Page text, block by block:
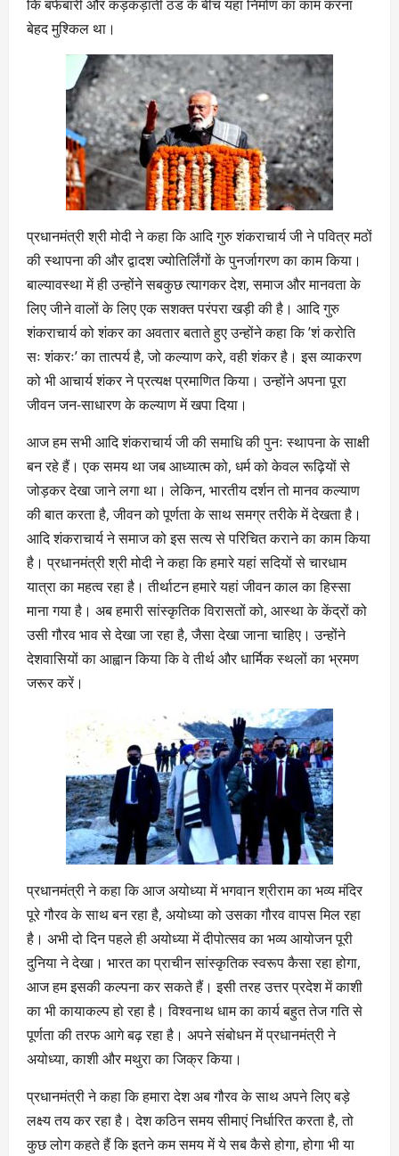
कि बर्फबारी और कड़कड़ाती ठंड के बीच यहां निर्माण का काम करना
बेहद मुश्किल था।
प्रधानमंत्री श्री मोदी ने कहा कि आदि गुरु शंकराचार्य जी ने पवित्र मठों
की स्थापना की और द्वादश ज्योतिर्लिंगों के पुनर्जागरण का काम किया।
बाल्यावस्था में ही उन्होंने सबकुछ त्यागकर देश, समाज और मानवता के
लिए जीने वालों के लिए एक सशक्त परंपरा खड़ी की है। आदि गुरु
शंकराचार्य को शंकर का अवतार बताते हुए उन्होंने कहा कि ’शं करोति
सः शंकरः’ का तात्पर्य है, जो कल्याण करे, वही शंकर है। इस व्याकरण
को भी आचार्य शंकर ने प्रत्यक्ष प्रमाणित किया। उन्होंने अपना पूरा
जीवन जन-साधारण के कल्याण में खपा दिया।
आज हम सभी आदि शंकराचार्य जी की समाधि की पुनः स्थापना के साक्षी
बन रहे हैं। एक समय था जब आध्यात्म को, धर्म को केवल रूढ़ियों से
जोड़कर देखा जाने लगा था। लेकिन, भारतीय दर्शन तो मानव कल्याण
की बात करता है, जीवन को पूर्णता के साथ समग्र तरीके में देखता है।
आदि शंकराचार्य ने समाज को इस सत्य से परिचित कराने का काम किया
है। प्रधानमंत्री श्री मोदी ने कहा कि हमारे यहां सदियों से चारधाम
यात्रा का महत्व रहा है। तीर्थाटन हमारे यहां जीवन काल का हिस्सा
माना गया है। अब हमारी सांस्कृतिक विरासतों को, आस्था के केंद्रों को
उसी गौरव भाव से देखा जा रहा है, जैसा देखा जाना चाहिए। उन्होंने
देशवासियों का आह्वान किया कि वे तीर्थ और धार्मिक स्थलों का भ्रमण
जरूर करें।
प्रधानमंत्री ने कहा कि आज अयोध्या में भगवान श्रीराम का भव्य मंदिर
पूरे गौरव के साथ बन रहा है, अयोध्या को उसका गौरव वापस मिल रहा
है। अभी दो दिन पहले ही अयोध्या में दीपोत्सव का भव्य आयोजन पूरी
दुनिया ने देखा। भारत का प्राचीन सांस्कृतिक स्वरूप कैसा रहा होगा,
आज हम इसकी कल्पना कर सकते हैं। इसी तरह उत्तर प्रदेश में काशी
का भी कायाकल्प हो रहा है। विश्वनाथ धाम का कार्य बहुत तेज गति से
पूर्णता की तरफ आगे बढ़ रहा है। अपने संबोधन में प्रधानमंत्री ने
अयोध्या, काशी और मथुरा का जिक्र किया।
प्रधानमंत्री ने कहा कि हमारा देश अब गौरव के साथ अपने लिए बड़े
लक्ष्य तय कर रहा है। देश कठिन समय सीमाएं निर्धारित करता है, तो
कुछ लोग कहते हैं कि इतने कम समय में ये सब कैसे होगा, होगा भी या